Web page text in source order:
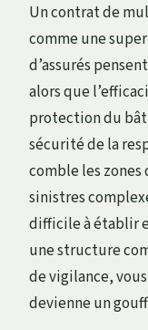
Un contrat de
comme une
d’assurés
alors que
protection du
sécurité de la
comble les
sinistres
difficile à établir
une structure
de vigilance,
devienne un